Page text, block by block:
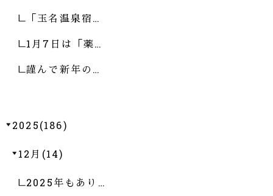
「玉名温泉宿…
1月7日は「薬…
謹んで新年の…
2025(186)
12月(14)
2025年もあり…